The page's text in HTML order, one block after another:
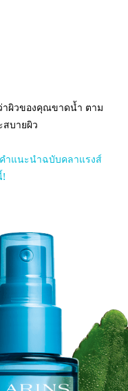
าผิวของคุณขาดน้ำ ตาม
สบายผิว
ำแนะนำฉบับคลาแรงส์
!